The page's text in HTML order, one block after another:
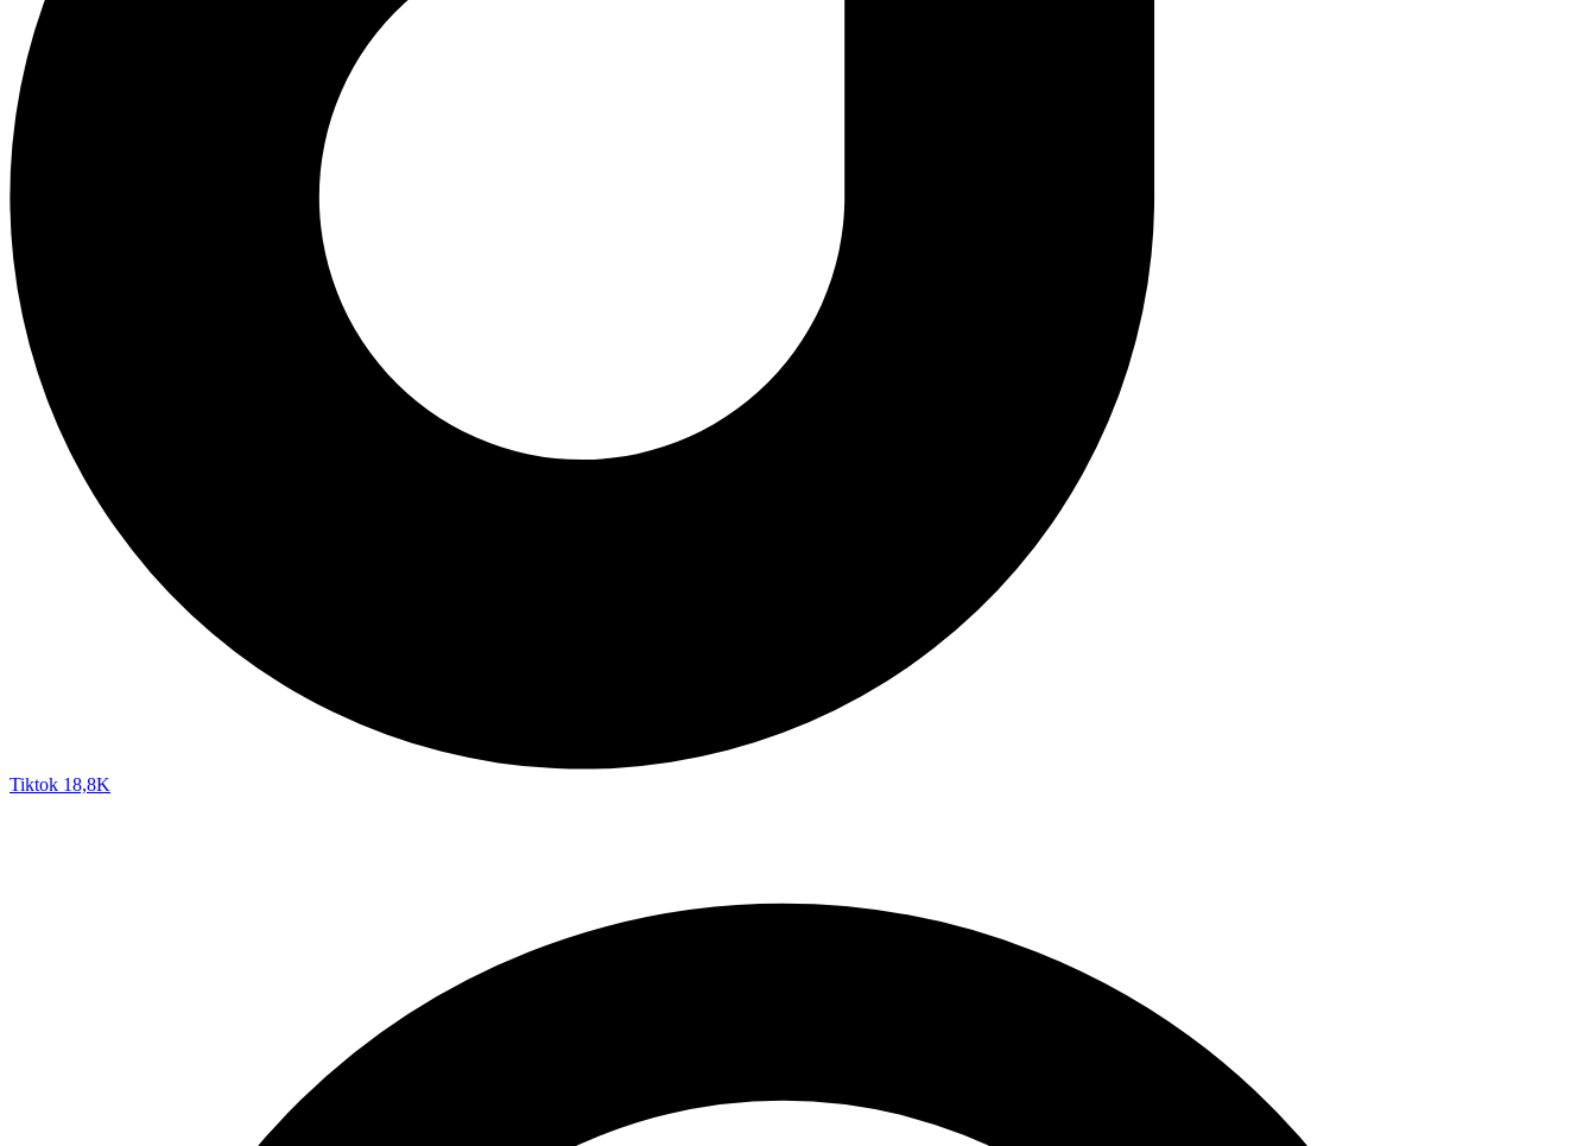
Tiktok 18,8K